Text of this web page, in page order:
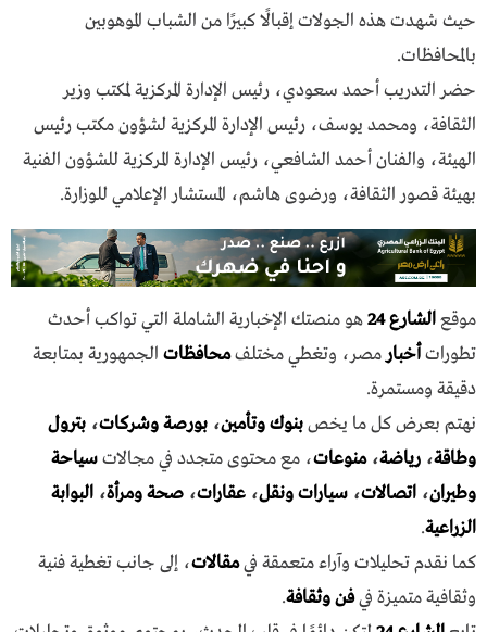
حيث شهدت هذه الجولات إقبالًا كبيرًا من الشباب الموهوبين
بالمحافظات.
حضر التدريب أحمد سعودي، رئيس الإدارة المركزية لمكتب وزير
الثقافة، ومحمد يوسف، رئيس الإدارة المركزية لشؤون مكتب رئيس
الهيئة، والفنان أحمد الشافعي، رئيس الإدارة المركزية للشؤون الفنية
بهيئة قصور الثقافة، ورضوى هاشم، المستشار الإعلامي للوزارة.
موقعالشارع 24
هو منصتك الإخبارية الشاملة التي تواكب أحدث
تطوراتأخبارمصر، وتغطي مختلفمحافظات الجمهورية بمتابعة
دقيقة ومستمرة.
نهتم بعرض كل ما يخصبنوك وتأمين، بورصة وشركات، بترول
وطاقة، رياضة،منوعات، مع محتوى متجدد في مجالاتسياحة
وطيران، اتصالات، سيارات ونقل، عقارات، صحة ومرأة، البوابة
الزراعية.
كما نقدم تحليلات وآراء متعمقة فيمقالات، إلى جانب تغطية فنية
وثقافية متميزة فيفن وثقافة.